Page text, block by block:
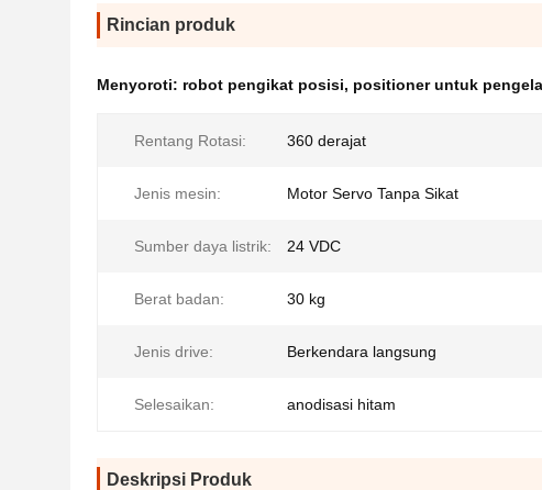
Rincian produk
Menyoroti: robot pengikat posisi, positioner untuk
Rentang Rotasi: 360 derajat
Jenis mesin: Motor Servo Tanpa Sikat
Sumber daya listrik: 24 VDC
Berat badan: 30 kg
Jenis drive: Berkendara langsung
Selesaikan: anodisasi hitam
Deskripsi Produk